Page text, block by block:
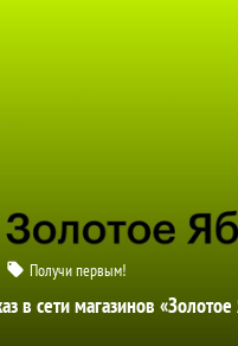
Получи первым!
в сети магазинов